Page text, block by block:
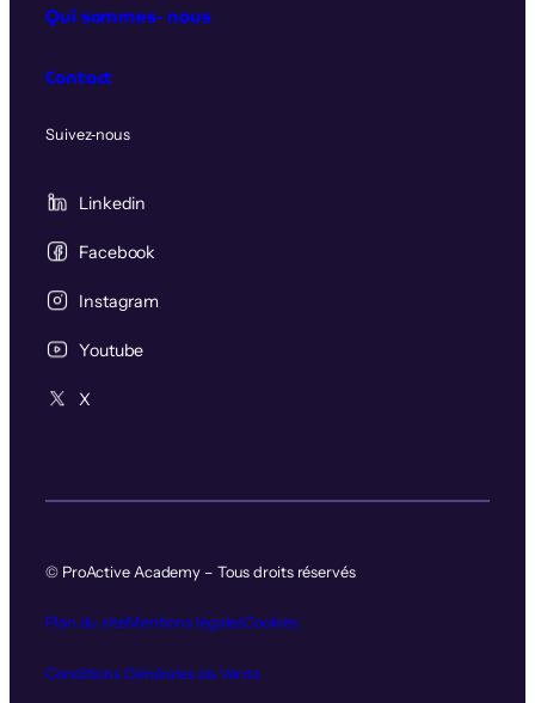
Qui sommes‑nous
Contact
Suivez‑nous
Linkedin
Facebook
Instagram
Youtube
X
© ProActive Academy – Tous droits réservés
Plan du siteMentions légalesCookies
Conditions Générales de Vente